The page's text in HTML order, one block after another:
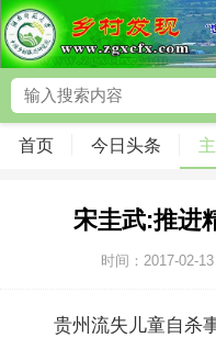
首页 今日头条
宋圭武:推进
时间：2017-02-13
贵州流失儿童自杀